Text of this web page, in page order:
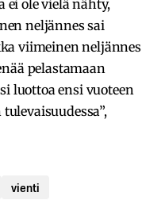
ei ole vielä nähty,
neljännes sai
viimeinen neljännes
pelastamaan
luottoa ensi vuoteen
vienti